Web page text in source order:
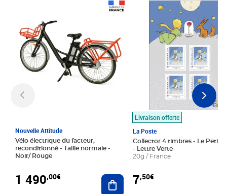
Nouvelle Attitude
Vélo électrique du facteur,
reconditionné - Taille normale -
Noir/ Rouge
1 490,00€ Ajouter au panier
Livraison offerte
La Poste
Collector 4 timbres - Le Petit
- Lettre Verte
20g / France
7,50€
Prix 7,50€